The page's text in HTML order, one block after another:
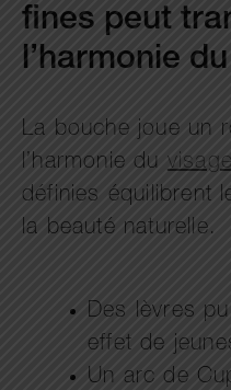
fines peut
l’harmonie
La bouche joue un
l’harmonie du
définies équilibrent
la beauté naturelle.
Des lèvres
effet de
Un arc de